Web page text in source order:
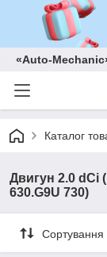
«Auto-
Каталог
Двигун 2.0 dCi
630.G9U 730)
Сортування